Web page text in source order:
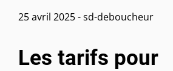
25 avril 2025-sd-deboucheur
Les tarifs pour